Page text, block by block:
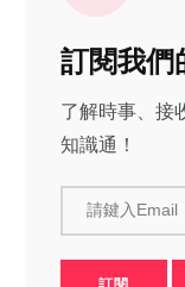
訂閱我們
了解時事、接
知識通！
請鍵入Email